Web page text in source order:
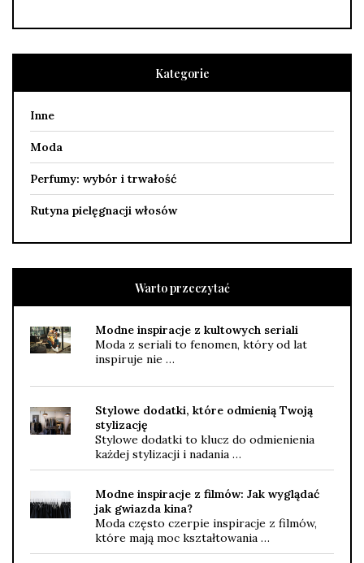
Kategorie
Inne
Moda
Perfumy: wybór i trwałość
Rutyna pielęgnacji włosów
Warto przeczytać
Modne inspiracje z kultowych seriali
Moda z seriali to fenomen, który od lat
inspiruje nie …
Stylowe dodatki, które odmienią Twoją
stylizację
Stylowe dodatki to klucz do odmienienia
każdej stylizacji i nadania …
Modne inspiracje z filmów: Jak wyglądać
jak gwiazda kina?
Moda często czerpie inspiracje z filmów,
które mają moc kształtowania …